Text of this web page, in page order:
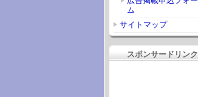
ム
サイトマップ
スポンサードリンク